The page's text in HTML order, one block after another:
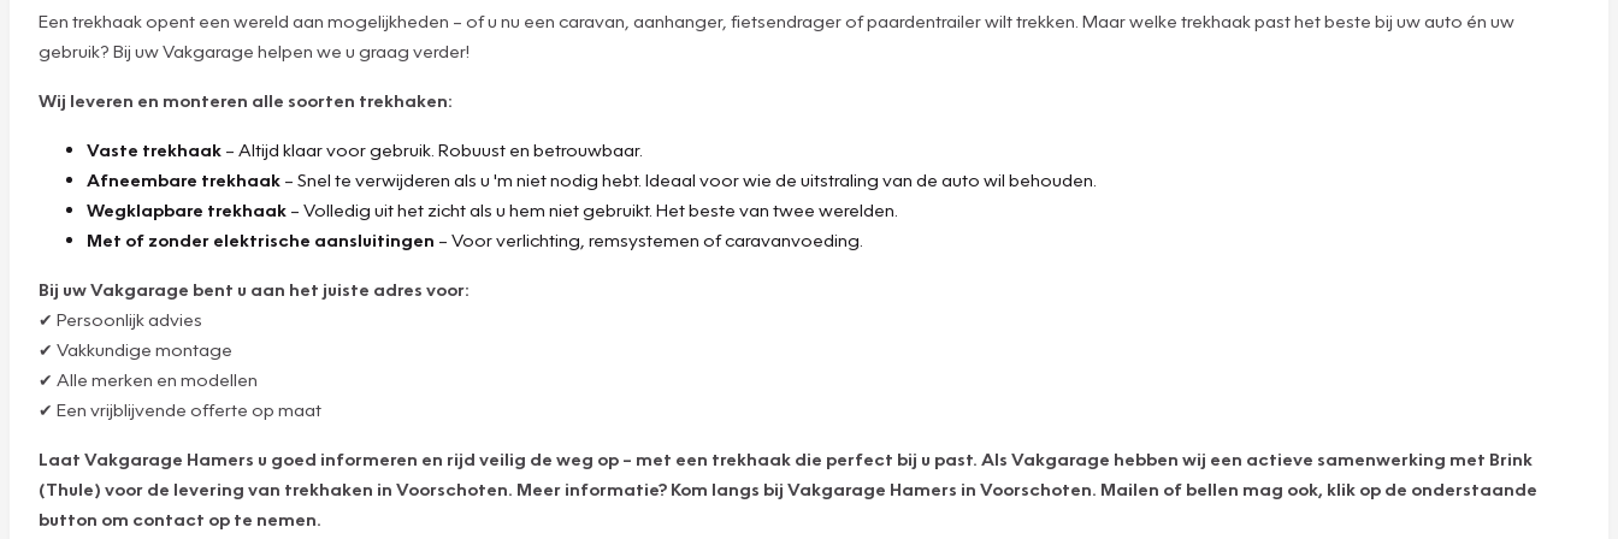
Een trekhaak opent een wereld aan mogelijkheden – of u nu een caravan, aanhanger, fietsendrager of paardentrailer wilt trekken. Maar welke trekhaak past het beste bij uw auto én uw
gebruik? Bij uw Vakgarage helpen we u graag verder!
Wij leveren en monteren alle soorten trekhaken:
Vaste trekhaak – Altijd klaar voor gebruik. Robuust en betrouwbaar.
Afneembare trekhaak – Snel te verwijderen als u 'm niet nodig hebt. Ideaal voor wie de uitstraling van de auto wil behouden.
Wegklapbare trekhaak – Volledig uit het zicht als u hem niet gebruikt. Het beste van twee werelden.
Met of zonder elektrische aansluitingen – Voor verlichting, remsystemen of caravanvoeding.
Bij uw Vakgarage bent u aan het juiste adres voor:
✔ Persoonlijk advies
✔ Vakkundige montage
✔ Alle merken en modellen
✔ Een vrijblijvende offerte op maat
Laat Vakgarage Hamers u goed informeren en rijd veilig de weg op – met een trekhaak die perfect bij u past. Als Vakgarage hebben wij een actieve samenwerking met Brink
(Thule) voor de levering van trekhaken in Voorschoten. Meer informatie? Kom langs bij Vakgarage Hamers in Voorschoten. Mailen of bellen mag ook, klik op de onderstaande
button om contact op te nemen.